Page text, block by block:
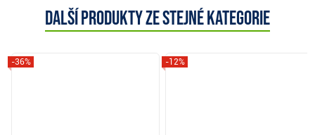
Další produkty ze stejné kategorie
-36% -12%